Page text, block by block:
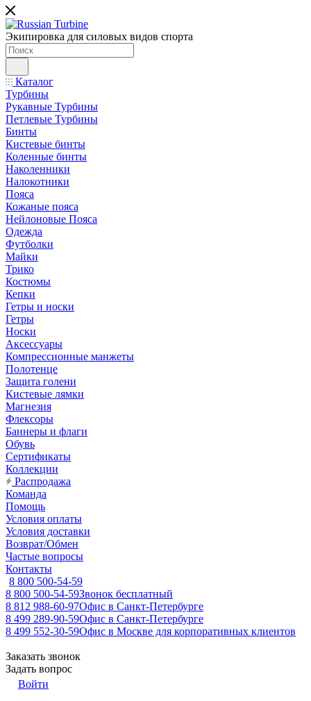
Экипировка для силовых видов спорта
Каталог
Турбины
Рукавные Турбины
Петлевые Турбины
Бинты
Кистевые бинты
Коленные бинты
Наколенники
Налокотники
Пояса
Кожаные пояса
Нейлоновые Пояса
Одежда
Футболки
Майки
Трико
Костюмы
Кепки
Гетры и носки
Гетры
Носки
Аксессуары
Компрессионные манжеты
Полотенце
Защита голени
Кистевые лямки
Магнезия
Флексоры
Баннеры и флаги
Обувь
Сертификаты
Коллекции
Распродажа
Команда
Помощь
Условия оплаты
Условия доставки
Возврат/Обмен
Частые вопросы
Контакты
8 800 500-54-59
8 800 500-54-59Звонок бесплатный
8 812 988-60-97Офис в Санкт-Петербурге
8 499 289-90-59Офис в Санкт-Петербурге
8 499 552-30-59Офис в Москве для корпоративных клиентов
Заказать звонок
Задать вопрос
Войти